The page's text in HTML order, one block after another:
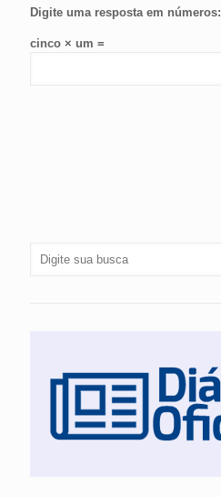
Digite uma resposta em números:
cinco × um =